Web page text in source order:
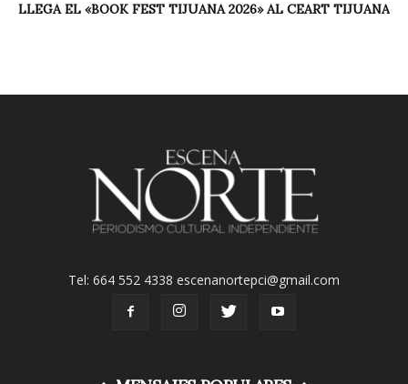
LLEGA EL «BOOK FEST TIJUANA 2026» AL CEART TIJUANA
Tel: 664 552 4338 escenanortepci@gmail.com